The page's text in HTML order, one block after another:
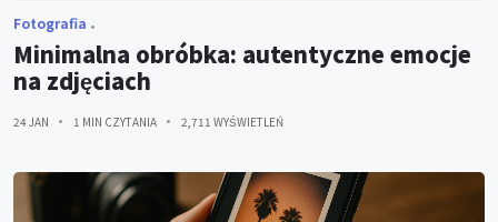
Fotografia
Minimalna obróbka: autentyczne emocje
na zdjęciach
24 JAN 1 MIN CZYTANIA 2,711 WYŚWIETLEŃ